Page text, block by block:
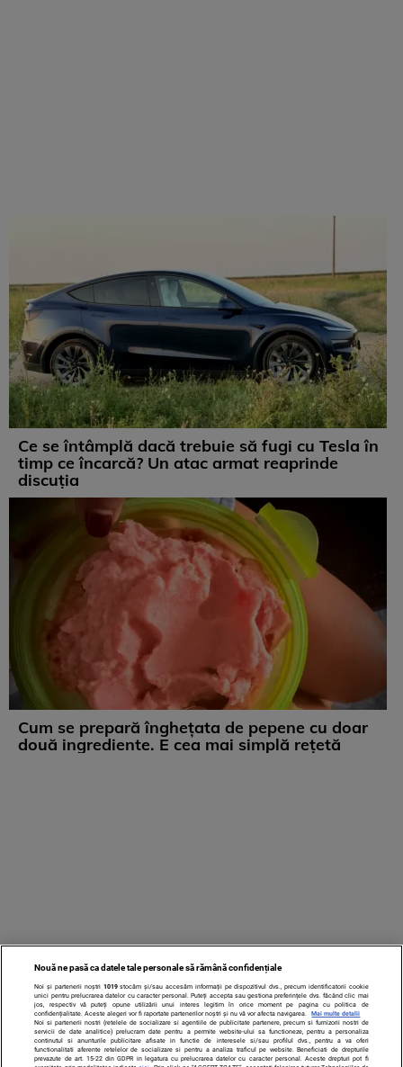
Ce se întâmplă dacă trebuie să fugi cu Tesla în
timp ce încarcă? Un atac armat reaprinde
discuția
Cum se prepară înghețata de pepene cu doar
două ingrediente. E cea mai simplă rețetă
Nouă ne pasă ca datele tale personale să rămână confidențiale
Noi și partenerii noștri 1019stocăm și/sau accesăm informații pe dispozitivul dvs., precum identificatorii cookie
unici pentru prelucrarea datelor cu caracter personal. Puteți accepta sau gestiona preferințele dvs. făcând clic mai
jos, respectiv vă puteți opune utilizării unui interes legitim în orice moment pe pagina cu politica de
confidențialitate. Aceste alegeri vor fi raportate partenerilor noștri și nu vă vor afecta navigarea.
Mai multe detalii
Noi si partenerii nostri (retelele de socializare si agentiile de publicitate partenere, precum si furnizorii nostri de
servicii de date analitice) prelucram date pentru a permite website-ului sa functioneze, pentru a personaliza
continutul si anunturile publicitare afisate in functie de interesele si/sau profilul dvs., pentru a va oferi
functionalitati aferente retelelor de socializare si pentru a analiza traficul pe website. Beneficiati de drepturile
prevazute de art. 15-22 din GDPR in legatura cu prelucrarea datelor cu caracter personal. Aceste drepturi pot fi